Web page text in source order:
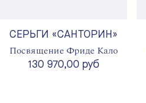
СЕРЬГИ «САНТОРИН»
Посвящение Фриде Кало
130 970,00 руб